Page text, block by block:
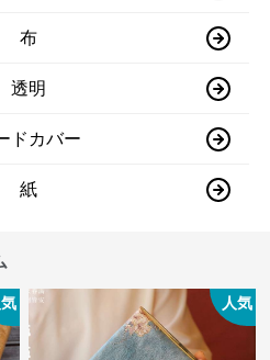
布
透明
ドカバー
紙
人気